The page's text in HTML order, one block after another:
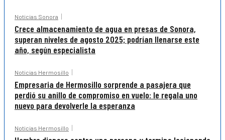
Noticias Sonora
Crece almacenamiento de agua en presas de Sonora,
superan niveles de agosto 2025; podrían llenarse este
año, según especialista
Noticias Hermosillo
Empresaria de Hermosillo sorprende a pasajera que
perdió su anillo de compromiso en vuelo: le regala uno
nuevo para devolverle la esperanza
Noticias Hermosillo